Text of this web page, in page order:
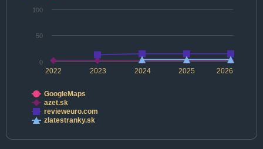
2022 2024 2026
2023 2025
0
50
100
GoogleMaps
azet.sk
revieweuro.com
zlatestranky.sk